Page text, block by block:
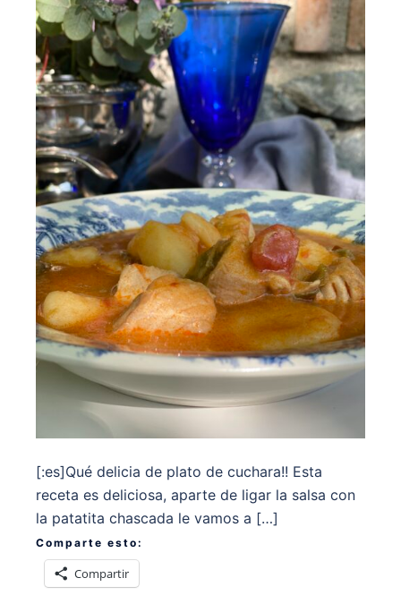
[:es]Qué delicia de plato de cuchara!! Esta
receta es deliciosa, aparte de ligar la salsa con
la patatita chascada le vamos a […]
Comparte esto:
Compartir